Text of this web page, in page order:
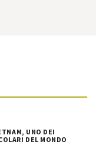
UNO DEI
DEL MONDO